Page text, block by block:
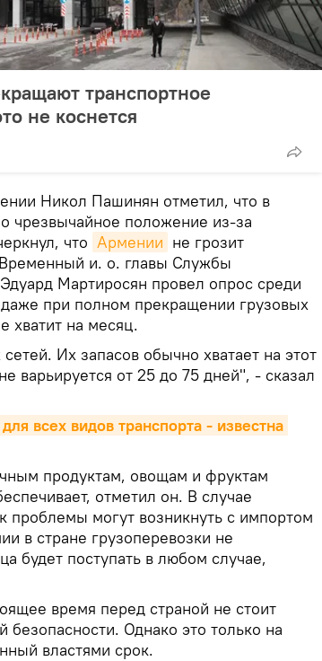
транспортное
не коснется
Никол Пашинян отметил, что в
чрезвычайное положение из-за
что Армении не грозит
и. о. главы Службы
Мартиросян провел опрос среди
при полном прекращении грузовых
хватит на месяц.
Их запасов обычно хватает на этот
варьируется от 25 до 75 дней", - сказал
всех видов транспорта - известна
продуктам, овощам и фруктам
отметил он. В случае
проблемы могут возникнуть с импортом
в стране грузоперевозки не
будет поступать в любом случае,
время перед страной не стоит
безопасности. Однако это только на
властями срок.